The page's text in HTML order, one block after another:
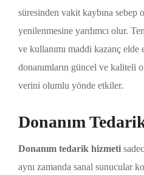
süresinden vakit kaybına sebep
yenilenmesine yardımcı olur.
ve kullanımı maddi kazanç
donanımların güncel ve kaliteli
verini olumlu yönde etkiler.
Donanım
Donanım tedarik hizmeti
aynı zamanda sanal sunucular